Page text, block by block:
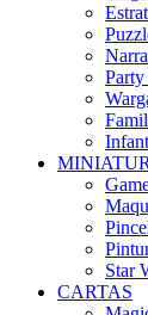
Party
Star
CARTAS